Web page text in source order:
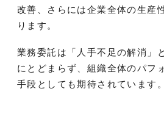
改善、さらには企業全体の生産
ります。
業務委託は「人手不足の解消」
にとどまらず、組織全体のパフ
手段としても期待されています。